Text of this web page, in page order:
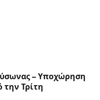
– Υποχώρηση
Τρίτη